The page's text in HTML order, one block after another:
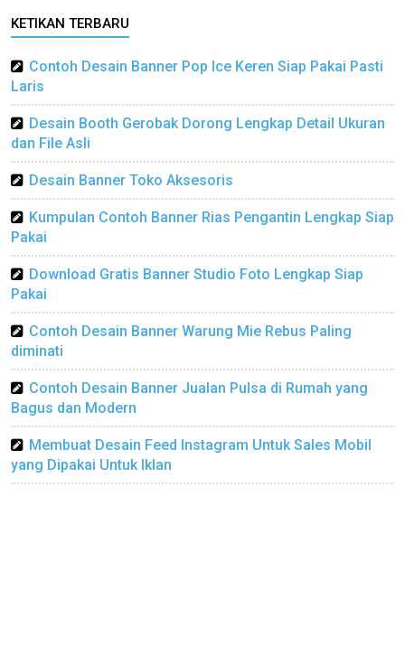
KETIKAN TERBARU
Contoh Desain Banner Pop Ice Keren Siap Pakai Pasti
Laris
Desain Booth Gerobak Dorong Lengkap Detail Ukuran
dan File Asli
Desain Banner Toko Aksesoris
Kumpulan Contoh Banner Rias Pengantin Lengkap Siap
Pakai
Download Gratis Banner Studio Foto Lengkap Siap
Pakai
Contoh Desain Banner Warung Mie Rebus Paling
diminati
Contoh Desain Banner Jualan Pulsa di Rumah yang
Bagus dan Modern
Membuat Desain Feed Instagram Untuk Sales Mobil
yang Dipakai Untuk Iklan